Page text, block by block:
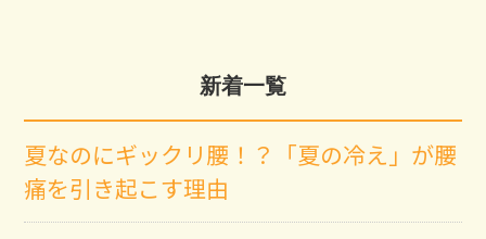
新着一覧
夏なのにギックリ腰！？「夏の冷え」が腰
痛を引き起こす理由